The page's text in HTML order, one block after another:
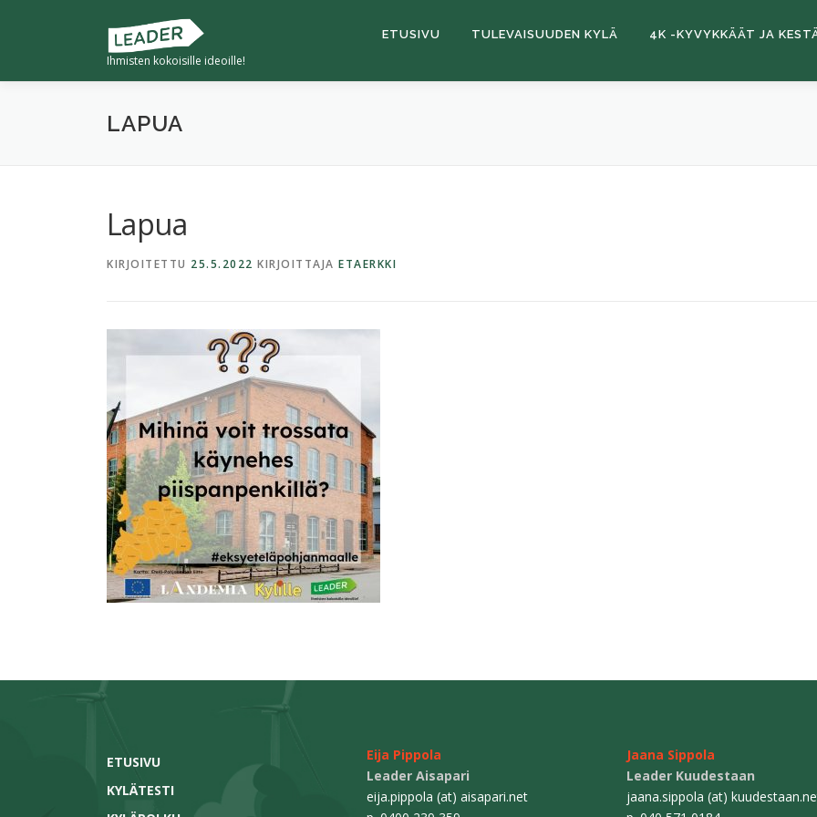
Ihmisten kokoisille ideoille!
ETUSIVU TULEVAISUUDEN KYLÄ 4K -KYVYKKÄÄT JA
LAPUA
Lapua
KIRJOITETTU 25.5.2022 KIRJOITTAJA ETAERKKI
ETUSIVU
KYLÄTESTI
Eija Pippola
Leader Aisapari
eija.pippola (at) aisapari.net
Jaana Sippola
Leader Kuudestaan
jaana.sippola (at)